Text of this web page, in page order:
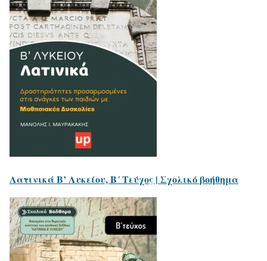
Λατινικά Β’ Λυκείου, B´ Τεύχος | Σχολικό βοήθημα